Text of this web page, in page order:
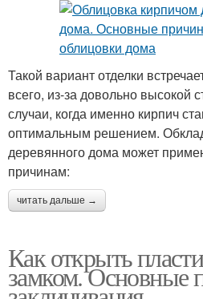
Такой вариант отделки
всего, из-за довольно высокой
случаи, когда именно кирпич
оптимальным решением.
деревянного дома может
причинам:
читать дальше →
Как открыть
замком. Основные